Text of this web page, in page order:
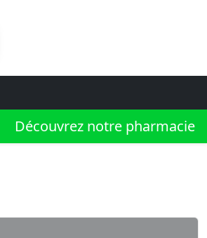
Découvrez notre pharmacie